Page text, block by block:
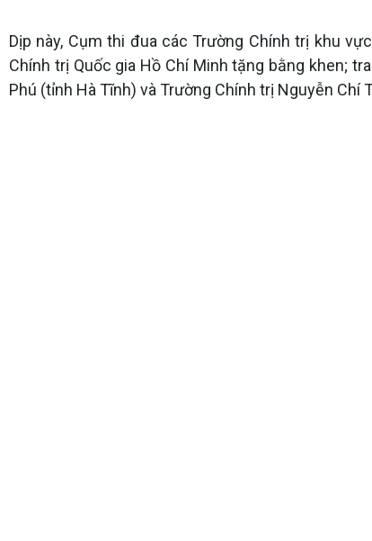
Dịp này, Cụm thi đua các Trường Chính trị khu
Chính trị Quốc gia Hồ Chí Minh tặng bằng khen;
Phú (tỉnh Hà Tĩnh) và Trường Chính trị Nguyễn Chí